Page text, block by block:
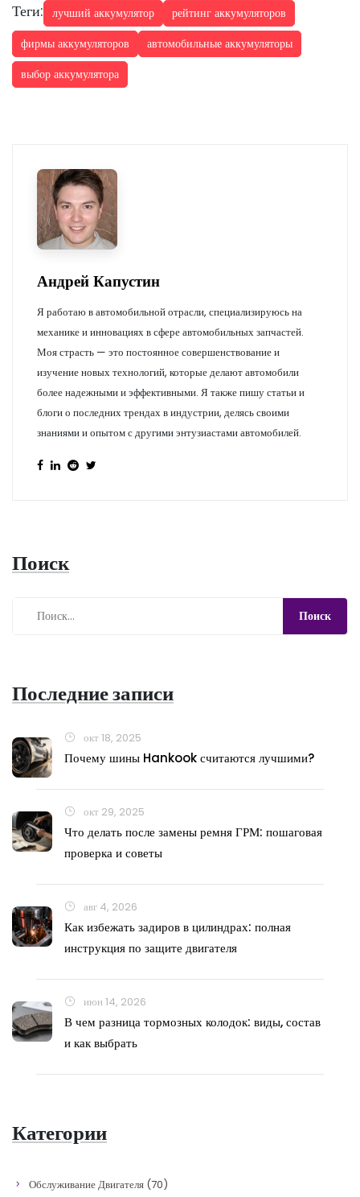
Теги: лучший аккумулятор
рейтинг аккумуляторов
фирмы аккумуляторов
автомобильные аккумуляторы
выбор аккумулятора
Андрей Капустин
Я работаю в автомобильной отрасли, специализируюсь на
механике и инновациях в сфере автомобильных запчастей.
Моя страсть — это постоянное совершенствование и
изучение новых технологий, которые делают автомобили
более надежными и эффективными. Я также пишу статьи и
блоги о последних трендах в индустрии, делясь своими
знаниями и опытом с другими энтузиастами автомобилей.
Поиск
Последние записи
окт 18, 2025
Почему шины Hankook считаются лучшими?
окт 29, 2025
Что делать после замены ремня ГРМ: пошаговая
проверка и советы
авг 4, 2026
Как избежать задиров в цилиндрах: полная
инструкция по защите двигателя
июн 14, 2026
В чем разница тормозных колодок: виды, состав
и как выбрать
Категории
Обслуживание Двигателя (70)